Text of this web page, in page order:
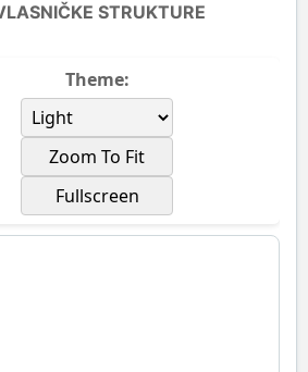
STRUKTURE
Theme:
Zoom To Fit
Fullscreen